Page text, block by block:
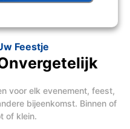
Feestje
voor elk evenement, feest,
bijeenkomst. Binnen of
of klein.